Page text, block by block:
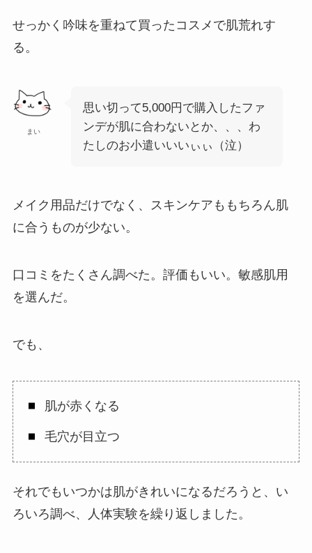
せっかく吟味を重ねて買ったコスメで肌荒れす
る。
まい
思い切って5,000円で購入したファ
ンデが肌に合わないとか、、、わ
たしのお小遣いいいぃぃ（泣）
メイク用品だけでなく、スキンケアももちろん肌
に合うものが少ない。
口コミをたくさん調べた。評価もいい。敏感肌用
を選んだ。
でも、
肌が赤くなる
毛穴が目立つ
それでもいつかは肌がきれいになるだろうと、い
ろいろ調べ、人体実験を繰り返しました。